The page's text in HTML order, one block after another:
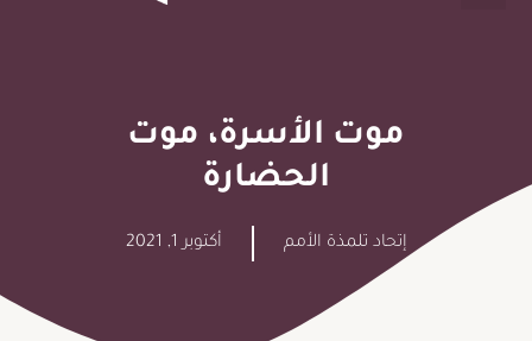
موت الأسرة، موت
الحضارة
إتحاد تلمذة الأمم أكتوبر 1, 2021